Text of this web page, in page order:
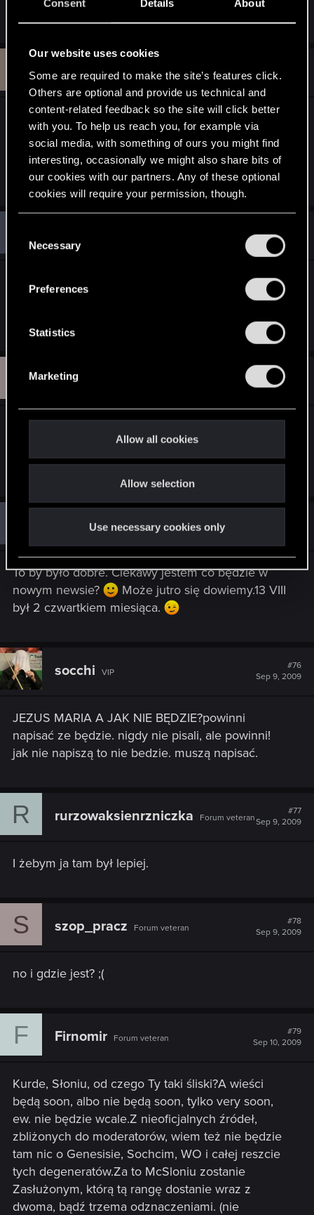
Consent Details About
Our website uses cookies
Some are required to make the site’s features click.
Others are optional and provide us technical and
content-related feedback so the site will click better
with you. To help us reach you, for example via
social media, with something of ours you might find
interesting, occasionally we might also share bits of
our cookies with our partners. Any of these optional
cookies will require your permission, though.
and tweak your preferences regarding them in the
Necessary
Preferences
Statistics
Marketing
Allow all cookies
Allow selection
Use necessary cookies only
czyli taki sam skład jak poprzednio? ;D
Kowal_155 Forum veteran
Sep 9, 2009
"Wrzesień nadszedł, a wraz z nim widmo braku
jakiegoś newsa"
Ludzie miejcie litość nad nami
szarakami i dajcie choć promyk nadziei -
cokolwiek!
Sep 9, 2009
Sierpniowe wieści były 13 VIII, więc jeszcze trzeba
trochę poczekać. Za pewne w najbliższym czasie
szop_pracz
Sep 9, 2009
każdego miesiąca czy coś takiego miały się
pojawiać? :s
mcsloniu Senior user
To by było dobre. Ciekawy jestem co będzie w
nowym newsie?
Może jutro się dowiemy.13 VIII
był 2 czwartkiem miesiąca.
socchi VIP
#76
Sep 9, 2009
JEZUS MARIA A JAK NIE BĘDZIE?powinni
napisać ze będzie. nigdy nie pisali, ale powinni!
jak nie napiszą to nie bedzie. muszą napisać.
R rurzowaksienrzniczka Forum veteran
#77
Sep 9, 2009
I żebym ja tam był lepiej.
S szop_pracz Forum veteran
#78
Sep 9, 2009
no i gdzie jest? ;(
F Firnomir Forum veteran
#79
Sep 10, 2009
Kurde, Słoniu, od czego Ty taki śliski?A wieści
będą soon, albo nie będą soon, tylko very soon,
ew. nie będzie wcale.Z nieoficjalnych źródeł,
zbliżonych do moderatorów, wiem też nie będzie
tam nic o Genesisie, Sochcim, WO i całej reszcie
tych degeneratów.Za to McSloniu zostanie
Zasłużonym, którą tą rangę dostanie wraz z
dwoma, bądź trzema odznaczeniami. (nie